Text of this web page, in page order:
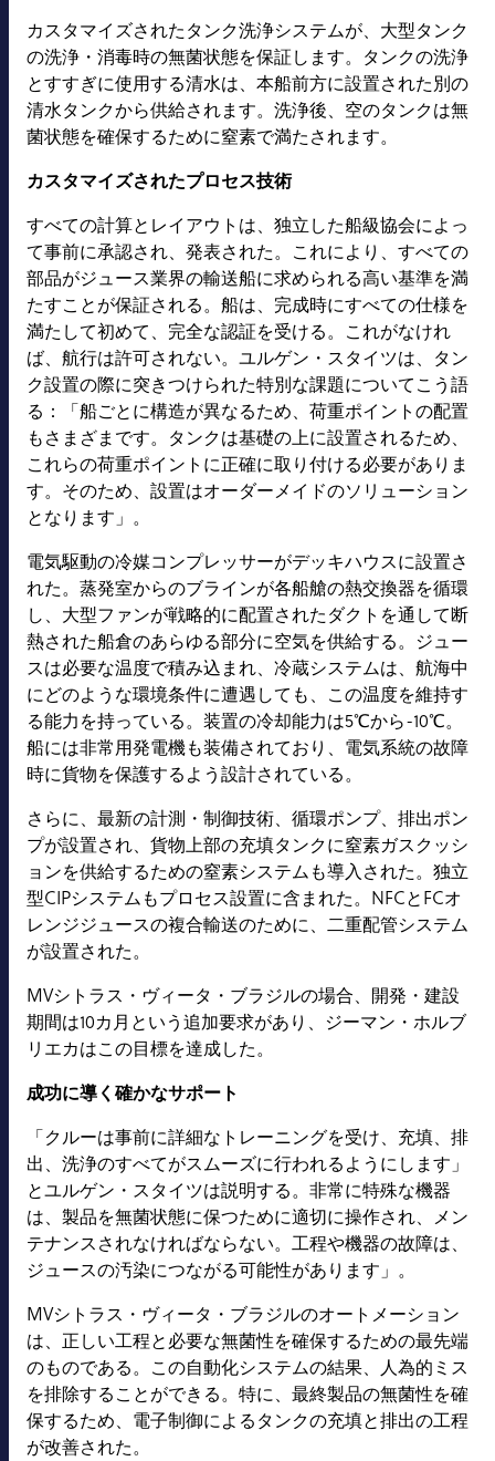
カスタマイズされたタンク洗浄システムが、大型タンク
の洗浄・消毒時の無菌状態を保証します。タンクの洗浄
とすすぎに使用する清水は、本船前方に設置された別の
清水タンクから供給されます。洗浄後、空のタンクは無
菌状態を確保するために窒素で満たされます。
カスタマイズされたプロセス技術
すべての計算とレイアウトは、独立した船級協会によっ
て事前に承認され、発表された。これにより、すべての
部品がジュース業界の輸送船に求められる高い基準を満
たすことが保証される。船は、完成時にすべての仕様を
満たして初めて、完全な認証を受ける。これがなけれ
ば、航行は許可されない。ユルゲン・スタイツは、タン
ク設置の際に突きつけられた特別な課題についてこう語
る：「船ごとに構造が異なるため、荷重ポイントの配置
もさまざまです。タンクは基礎の上に設置されるため、
これらの荷重ポイントに正確に取り付ける必要がありま
す。そのため、設置はオーダーメイドのソリューション
となります」。
電気駆動の冷媒コンプレッサーがデッキハウスに設置さ
れた。蒸発室からのブラインが各船艙の熱交換器を循環
し、大型ファンが戦略的に配置されたダクトを通して断
熱された船倉のあらゆる部分に空気を供給する。ジュー
スは必要な温度で積み込まれ、冷蔵システムは、航海中
にどのような環境条件に遭遇しても、この温度を維持す
る能力を持っている。装置の冷却能力は5℃から-10℃。
船には非常用発電機も装備されており、電気系統の故障
時に貨物を保護するよう設計されている。
さらに、最新の計測・制御技術、循環ポンプ、排出ポン
プが設置され、貨物上部の充填タンクに窒素ガスクッシ
ョンを供給するための窒素システムも導入された。独立
型CIPシステムもプロセス設置に含まれた。NFCとFCオ
レンジジュースの複合輸送のために、二重配管システム
が設置された。
MVシトラス・ヴィータ・ブラジルの場合、開発・建設
期間は10カ月という追加要求があり、ジーマン・ホルブ
リエカはこの目標を達成した。
成功に導く確かなサポート
「クルーは事前に詳細なトレーニングを受け、充填、排
出、洗浄のすべてがスムーズに行われるようにします」
とユルゲン・スタイツは説明する。非常に特殊な機器
は、製品を無菌状態に保つために適切に操作され、メン
テナンスされなければならない。工程や機器の故障は、
ジュースの汚染につながる可能性があります」。
MVシトラス・ヴィータ・ブラジルのオートメーション
は、正しい工程と必要な無菌性を確保するための最先端
のものである。この自動化システムの結果、人為的ミス
を排除することができる。特に、最終製品の無菌性を確
保するため、電子制御によるタンクの充填と排出の工程
が改善された。